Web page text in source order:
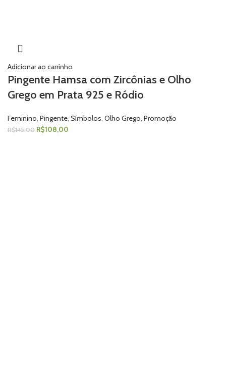
Adicionar ao carrinho
Pingente Hamsa com Zircônias e Olho
Grego em Prata 925 e Ródio
Feminino Pingente Símbolos Olho Grego Promoção
R$145,00 R$108,00